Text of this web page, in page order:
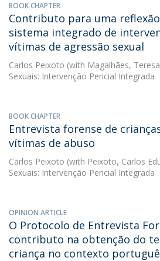
BOOK CHAPTER
Contributo para uma
sistema integrado de
vítimas de agressão sexual
Carlos Peixoto (with Magalhães,
Sexuais: Intervenção Pericial Integrada
BOOK CHAPTER
Entrevista forense de
vítimas de abuso
Carlos Peixoto (with Peixoto, Carlos
Sexuais: Intervenção Pericial Integrada
OPINION ARTICLE
O Protocolo de Entrevista
contributo na obtenção do
criança no contexto